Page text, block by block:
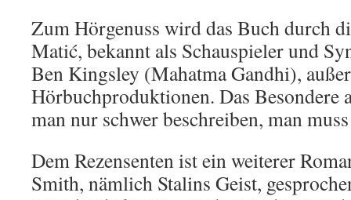
Zum Hörgenuss wird das Buch durch
Matić, bekannt als Schauspieler und
Ben Kingsley (Mahatma Gandhi),
Hörbuchproduktionen. Das Besondere
man nur schwer beschreiben, man
Dem Rezensenten ist ein weiterer
Smith, nämlich Stalins Geist,